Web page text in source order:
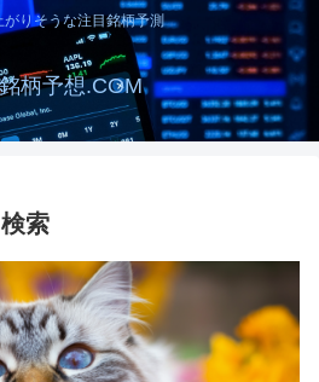
がりそうな注目銘柄予測
柄予想.COM
索